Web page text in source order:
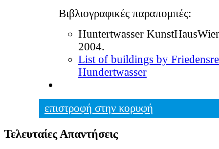
Βιβλιογραφικές παραπομπές:
Huntertwasser
2004.
List of buildings by
Hundertwasser
επιστροφή στην κορυφή
Τελευταίες Απαντήσεις